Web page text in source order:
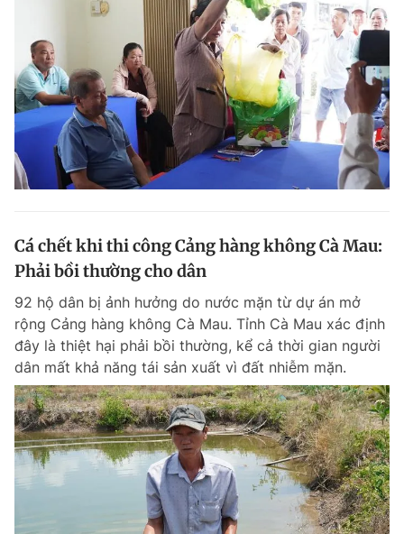
Cá chết khi thi công Cảng hàng không Cà Mau:
Phải bồi thường cho dân
92 hộ dân bị ảnh hưởng do nước mặn từ dự án mở
rộng Cảng hàng không Cà Mau. Tỉnh Cà Mau xác định
đây là thiệt hại phải bồi thường, kể cả thời gian người
dân mất khả năng tái sản xuất vì đất nhiễm mặn.